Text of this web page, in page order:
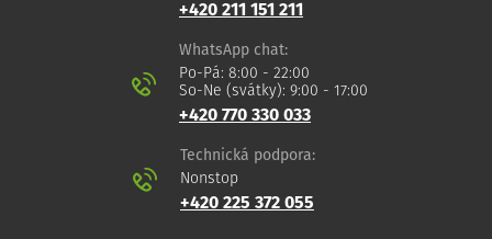
+420 211 151 211
WhatsApp chat:
Po-Pá: 8:00 - 22:00
So-Ne (svátky): 9:00 - 17:00
+420 770 330 033
Technická podpora:
Nonstop
+420 225 372 055